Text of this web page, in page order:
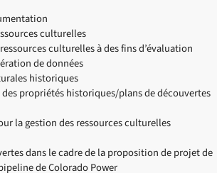
culturelles
ressources culturelles à des fins d’évaluation
de données
historiques
des propriétés historiques/plans de découvertes
la gestion des ressources culturelles